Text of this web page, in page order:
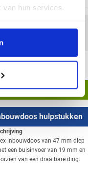
hun services.
excl. BTW
In winkelwagen
hulpstukken
inbouwdoos van 47 mm diep
een buisinvoer van 19 mm en
van een draaibare ding.